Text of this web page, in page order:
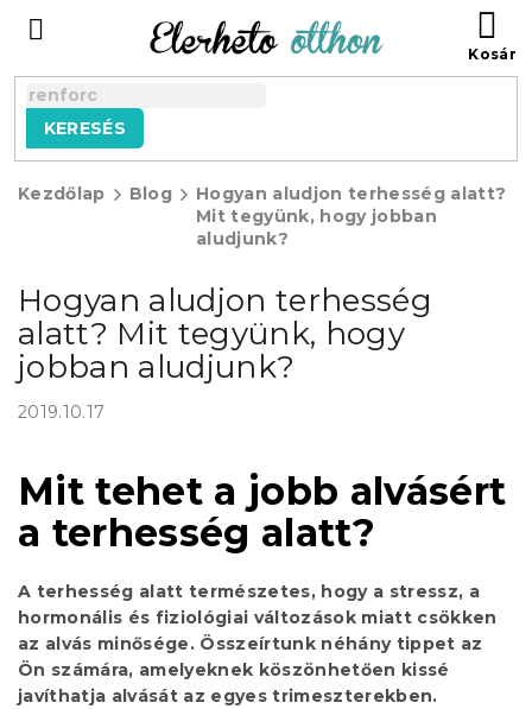
tartalomhoz
KERESÉS
Kezdőlap Blog
Hogyan aludjon terhesség alatt?
Mit tegyünk, hogy jobban
aludjunk?
Hogyan aludjon terhesség
alatt? Mit tegyünk, hogy
jobban aludjunk?
2019.10.17
Mit tehet a jobb alvásért
a terhesség alatt?
A terhesség alatt természetes, hogy a stressz, a
hormonális és fiziológiai változások miatt csökken
az alvás minősége. Összeírtunk néhány tippet az
Ön számára, amelyeknek köszönhetően kissé
javíthatja alvását az egyes trimeszterekben.